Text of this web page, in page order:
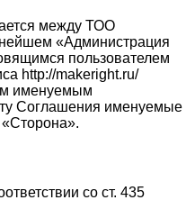
между ТОО
«Администрация
пользователем
http://makeright.ru/
именуемым
Соглашения именуемые
со ст. 435